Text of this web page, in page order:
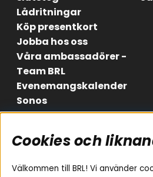
Lådritningar
Köp presentkort
Jobba hos oss
Våra ambassadörer -
Team BRL
Evenemangskalender
Sonos
Områden
Billjud
Cookies och
Välkommen till BRL! Vi använder